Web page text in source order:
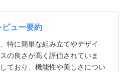
ュー要約
特に簡単な組み立てやデザイ
の良さが高く評価されていま
ており、機能性や美しさについ